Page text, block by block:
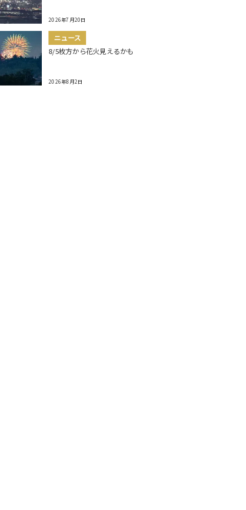
2026年7月20日
ニュース
8/5枚方から花火見えるかも
2026年8月2日